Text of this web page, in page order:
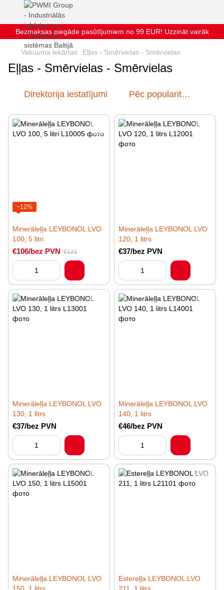
Bezmaksas piegāde pasūtījumiem no 99 EUR! Uzzināt vairāk
Vakuuma iekārtas Eļļas - Smērvielas - Smērvielas
Eļļas - Smērvielas - Smērvielas
Direktorija iestatījumi Pēc popularitātes
−12%
Minerāleļļa LEYBONOL LVO
100, 5 litri
€106/bez PVN €121
Minerāleļļa LEYBONOL LVO
120, 1 litrs
€37/bez PVN
Minerāleļļa LEYBONOL LVO
130, 1 litrs
€37/bez PVN
Minerāleļļa LEYBONOL LVO
140, 1 litrs
€46/bez PVN
Minerāleļļa LEYBONOL LVO
Estereļļa LEYBONOL LVO